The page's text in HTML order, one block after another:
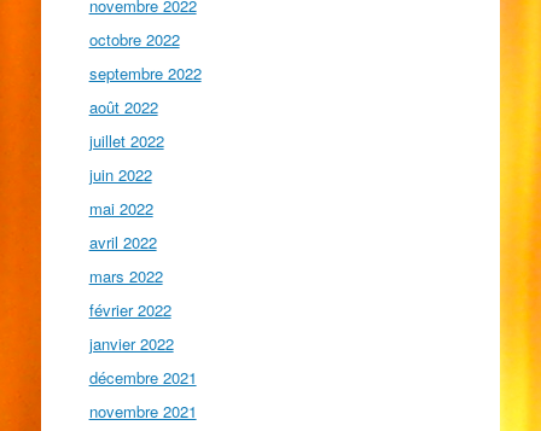
novembre 2022
octobre 2022
septembre 2022
août 2022
juillet 2022
juin 2022
mai 2022
avril 2022
mars 2022
février 2022
janvier 2022
décembre 2021
novembre 2021